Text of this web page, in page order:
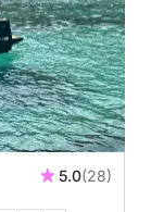
5.0(28)